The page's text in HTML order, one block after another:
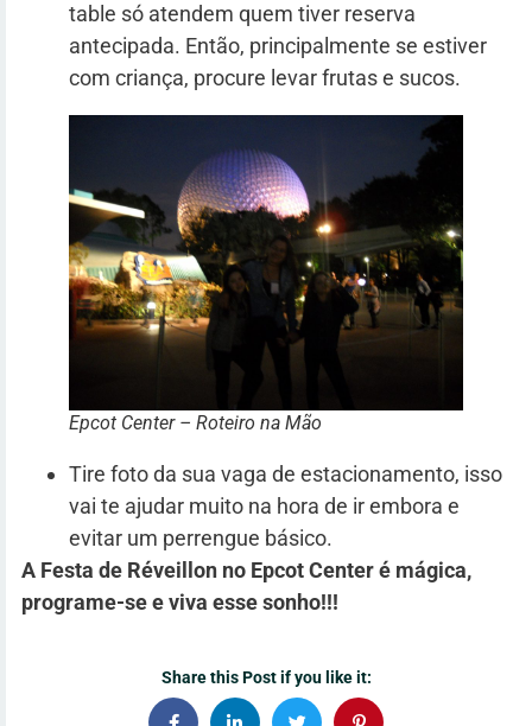
table só atendem quem tiver reserva
antecipada. Então, principalmente se estiver
com criança, procure levar frutas e sucos.
Epcot Center – Roteiro na Mão
Tire foto da sua vaga de estacionamento, isso
vai te ajudar muito na hora de ir embora e
evitar um perrengue básico.
A Festa de Réveillon no Epcot Center é mágica,
programe-se e viva esse sonho!!!
Share this Post if you like it: